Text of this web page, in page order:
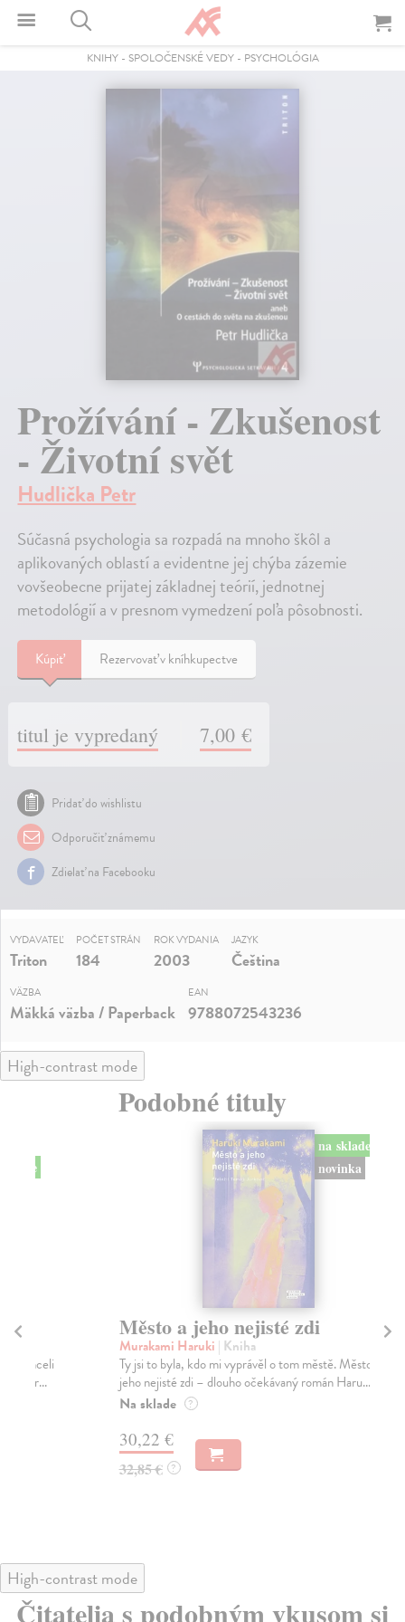
KNIHY- SPOLOČENSKÉ VEDY- PSYCHOLÓGIA
Prožívání - Zkušenost
- Životní svět
Hudlička Petr
Súčasná psychologia sa rozpadá na mnoho škôl a
aplikovaných oblastí a evidentne jej chýba zázemie
vovšeobecne prijatej základnej teórií, jednotnej
metodológií a v presnom vymedzení poľa pôsobnosti.
Kúpiť Rezervovať v kníhkupectve
titul je vypredaný 7,00 €
Pridať do wishlistu
Odporučiť známemu
Zdielať na Facebooku
VYDAVATEĽ
Triton
POČET STRÁN
184
ROK VYDANIA
2003
JAZYK
Čeština
VÄZBA
Mäkká väzba / Paperback
EAN
9788072543236
High-contrast mode
Podobné tituly
na sklade
novinka
Město a jeho nejisté zdi
Murakami Haruki| Kniha
Ty jsi to byla, kdo mi vyprávěl o tom městě. Město a
jeho nejisté zdi – dlouho očekávaný román Haru...
?
High-contrast mode
Čitatelia s podobným vkusom si